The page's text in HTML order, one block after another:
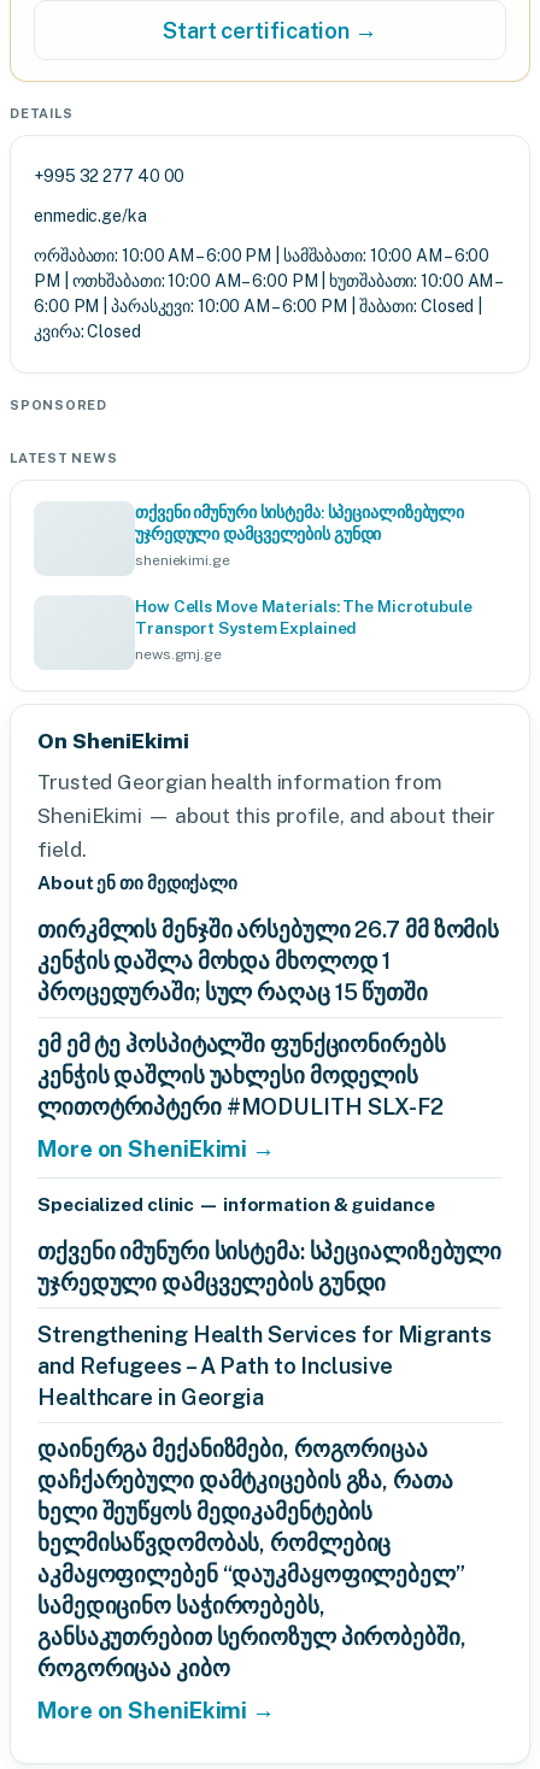
Start certification →
DETAILS
+995 32 277 40 00
enmedic.ge/ka
ორშაბათი: 10:00 AM – 6:00 PM | სამშაბათი: 10:00 AM – 6:00
PM | ოთხშაბათი: 10:00 AM – 6:00 PM | ხუთშაბათი: 10:00 AM –
6:00 PM | პარასკევი: 10:00 AM – 6:00 PM | შაბათი: Closed |
კვირა: Closed
SPONSORED
LATEST NEWS
თქვენი იმუნური სისტემა: სპეციალიზებული
უჯრედული დამცველების გუნდი
sheniekimi.ge
How Cells Move Materials: The Microtubule
Transport System Explained
news.gmj.ge
On SheniEkimi
Trusted Georgian health information from
SheniEkimi — about this profile, and about their
field.
About ენ თი მედიქალი
თირკმლის მენჯში არსებული 26.7 მმ ზომის
კენჭის დაშლა მოხდა მხოლოდ 1
პროცედურაში; სულ რაღაც 15 წუთში
ემ ემ ტე ჰოსპიტალში ფუნქციონირებს
კენჭის დაშლის უახლესი მოდელის
ლითოტრიპტერი #MODULITH SLX-F2
More on SheniEkimi →
Specialized clinic — information & guidance
თქვენი იმუნური სისტემა: სპეციალიზებული
უჯრედული დამცველების გუნდი
Strengthening Health Services for Migrants
and Refugees – A Path to Inclusive
Healthcare in Georgia
დაინერგა მექანიზმები, როგორიცაა
დაჩქარებული დამტკიცების გზა, რათა
ხელი შეუწყოს მედიკამენტების
ხელმისაწვდომობას, რომლებიც
აკმაყოფილებენ “დაუკმაყოფილებელ”
სამედიცინო საჭიროებებს,
განსაკუთრებით სერიოზულ პირობებში,
როგორიცაა კიბო
More on SheniEkimi →